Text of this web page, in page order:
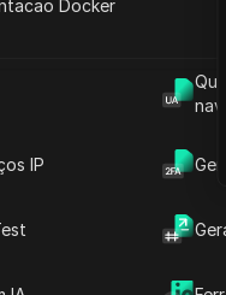
IP
Docker
Não Funcionando
Introdução ao Conteúdo